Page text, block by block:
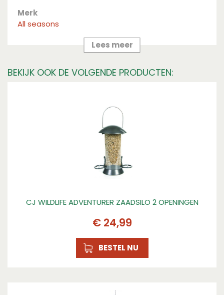
Merk
All seasons
Lees meer
BEKIJK OOK DE VOLGENDE PRODUCTEN:
CJ WILDLIFE ADVENTURER ZAADSILO 2 OPENINGEN
€ 24,99
BESTEL NU